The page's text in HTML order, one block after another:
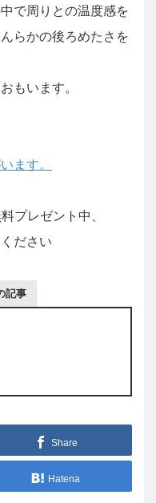
で周りとの温度感を
らかの後ろめたさを
もいます。
ます。
プレゼント中、
ださい
記事
Share
Hatena